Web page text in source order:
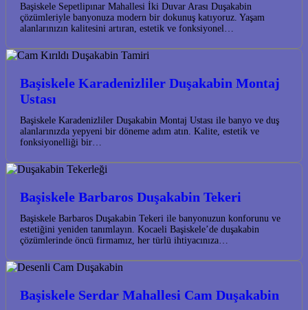
Başiskele Sepetlipınar Mahallesi İki Duvar Arası Duşakabin
çözümleriyle banyonuza modern bir dokunuş katıyoruz. Yaşam
alanlarınızın kalitesini artıran, estetik ve fonksiyonel…
Başiskele Karadenizliler Duşakabin Montaj
Ustası
Başiskele Karadenizliler Duşakabin Montaj Ustası ile banyo ve duş
alanlarınızda yepyeni bir döneme adım atın. Kalite, estetik ve
fonksiyonelliği bir…
Başiskele Barbaros Duşakabin Tekeri
Başiskele Barbaros Duşakabin Tekeri ile banyonuzun konforunu ve
estetiğini yeniden tanımlayın. Kocaeli Başiskele’de duşakabin
çözümlerinde öncü firmamız, her türlü ihtiyacınıza…
Başiskele Serdar Mahallesi Cam Duşakabin